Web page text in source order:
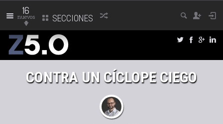
16
nuevos SECCIONES
CONTRA UN CÍCLOPE CIEGO